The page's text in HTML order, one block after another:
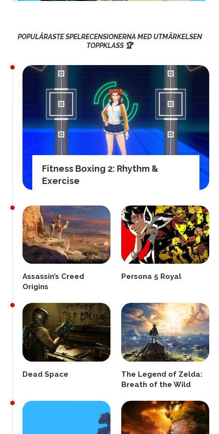
POPULÄRASTE SPELRECENSIONERNA MED UTMÄRKELSEN
TOPPKLASS 🏆
Fitness Boxing 2: Rhythm &
Exercise
Assassin’s Creed
Origins
Persona 5 Royal
Dead Space
The Legend of Zelda:
Breath of the Wild